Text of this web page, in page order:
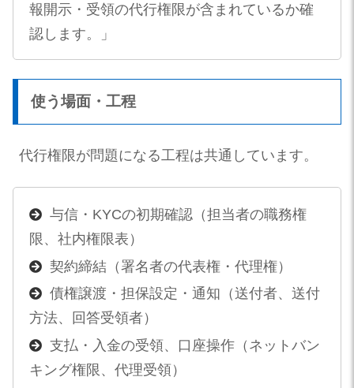
報開示・受領の代行権限が含まれているか確
認します。」
使う場面・工程
代行権限が問題になる工程は共通しています。
与信・KYCの初期確認（担当者の職務権
限、社内権限表）
契約締結（署名者の代表権・代理権）
債権譲渡・担保設定・通知（送付者、送付
方法、回答受領者）
支払・入金の受領、口座操作（ネットバン
キング権限、代理受領）